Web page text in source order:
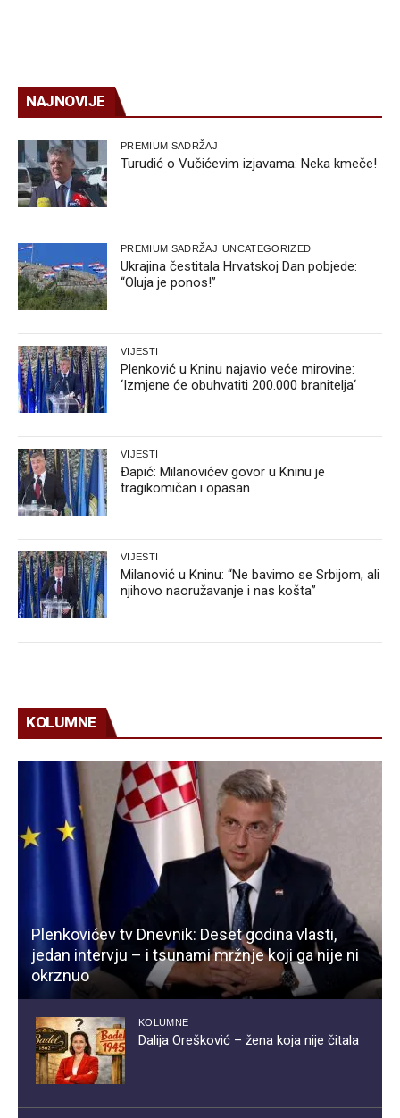
NAJNOVIJE
PREMIUM SADRŽAJ
Turudić o Vučićevim izjavama: Neka kmeče!
PREMIUM SADRŽAJ UNCATEGORIZED
Ukrajina čestitala Hrvatskoj Dan pobjede:
“Oluja je ponos!”
VIJESTI
Plenković u Kninu najavio veće mirovine:
‘Izmjene će obuhvatiti 200.000 branitelja‘
VIJESTI
Đapić: Milanovićev govor u Kninu je
tragikomičan i opasan
VIJESTI
Milanović u Kninu: “Ne bavimo se Srbijom, ali
njihovo naoružavanje i nas košta”
KOLUMNE
Plenkovićev tv Dnevnik: Deset godina vlasti,
jedan intervju – i tsunami mržnje koji ga nije ni
okrznuo
KOLUMNE
Dalija Orešković – žena koja nije čitala